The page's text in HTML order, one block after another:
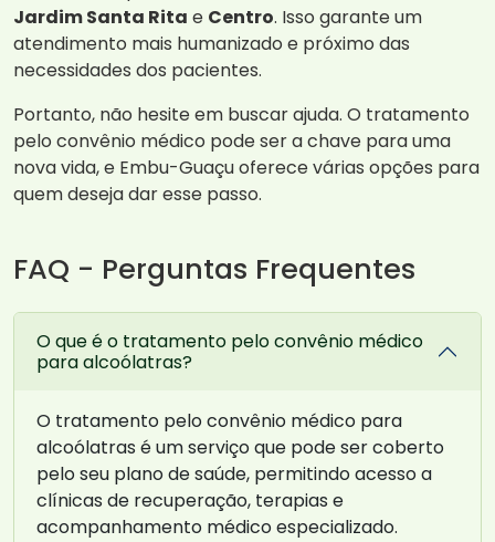
Jardim Santa Rita e Centro. Isso garante um
atendimento mais humanizado e próximo das
necessidades dos pacientes.
Portanto, não hesite em buscar ajuda. O tratamento
pelo convênio médico pode ser a chave para uma
nova vida, e Embu-Guaçu oferece várias opções para
quem deseja dar esse passo.
FAQ - Perguntas Frequentes
O que é o tratamento pelo convênio médico
para alcoólatras?
O tratamento pelo convênio médico para
alcoólatras é um serviço que pode ser coberto
pelo seu plano de saúde, permitindo acesso a
clínicas de recuperação, terapias e
acompanhamento médico especializado.